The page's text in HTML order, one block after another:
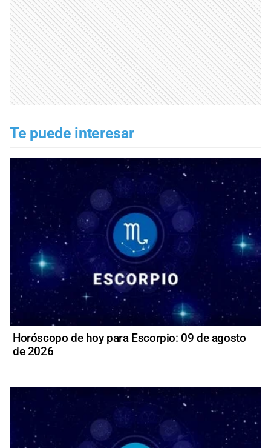
Te puede interesar
Horóscopo de hoy para Escorpio: 09 de agosto
de 2026